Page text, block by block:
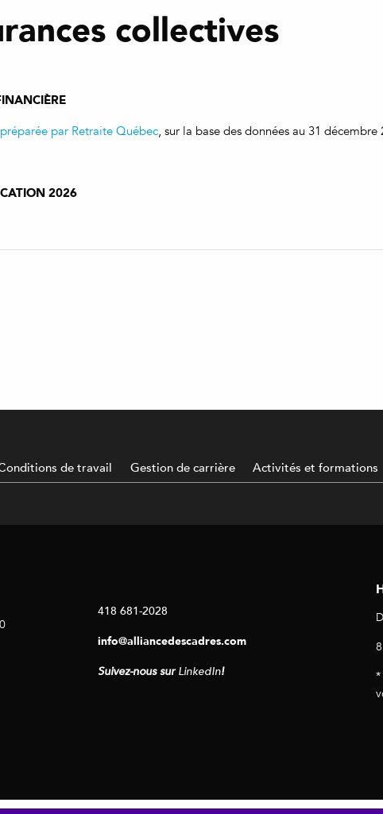
collectives
par Retraite Québec, sur la base des données au 31
2026
de travail Gestion de carrière Activités et formations
418 681-2028
info@alliancedescadres.com
Suivez-nous surLinkedIn!
*